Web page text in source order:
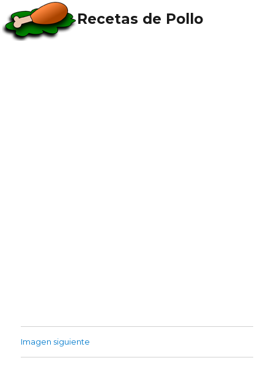
Recetas de Pollo
Imagen siguiente